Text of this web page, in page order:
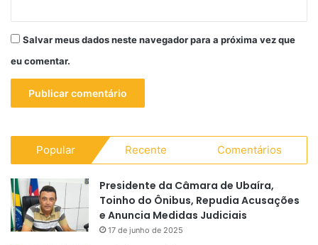
Salvar meus dados neste navegador para a próxima vez que
eu comentar.
Popular Recente Comentários
Presidente da Câmara de Ubaíra,
Toinho do Ônibus, Repudia Acusações
e Anuncia Medidas Judiciais
17 de junho de 2025